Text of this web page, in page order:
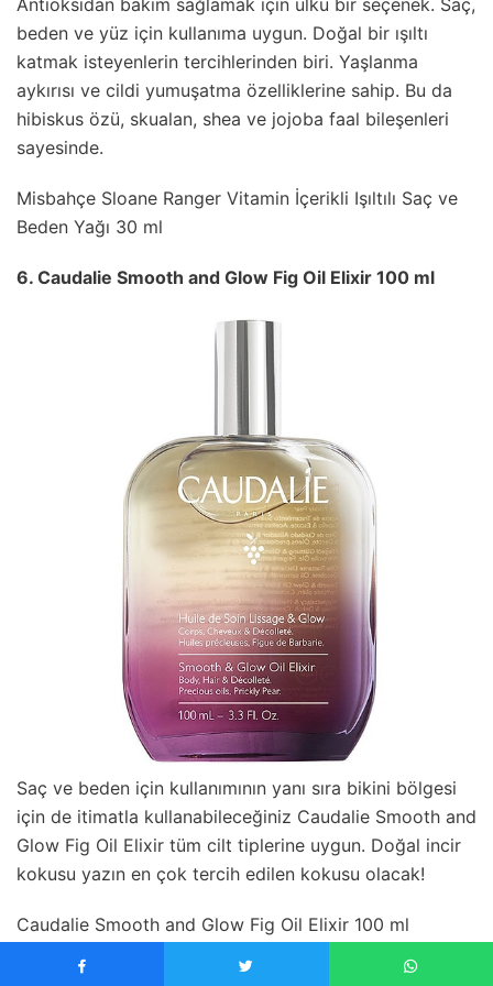
Antioksidan bakım sağlamak için ülkü bir seçenek. Saç,
beden ve yüz için kullanıma uygun. Doğal bir ışıltı
katmak isteyenlerin tercihlerinden biri. Yaşlanma
aykırısı ve cildi yumuşatma özelliklerine sahip. Bu da
hibiskus özü, skualan, shea ve jojoba faal bileşenleri
sayesinde.
Misbahçe Sloane Ranger Vitamin İçerikli Işıltılı Saç ve
Beden Yağı 30 ml
6. Caudalie Smooth and Glow Fig Oil Elixir 100 ml
Saç ve beden için kullanımının yanı sıra bikini bölgesi
için de itimatla kullanabileceğiniz Caudalie Smooth and
Glow Fig Oil Elixir tüm cilt tiplerine uygun. Doğal incir
kokusu yazın en çok tercih edilen kokusu olacak!
Caudalie Smooth and Glow Fig Oil Elixir 100 ml
7. Sinoz No:16 Mucizevi Işıltılı Saç ve Beden Bakım